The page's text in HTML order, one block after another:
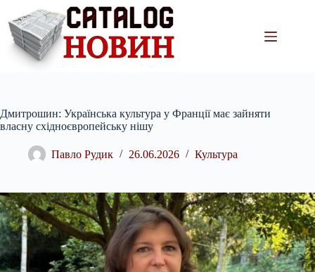
вмісту
Дмитрошин: Українська культура у Франції має зайняти
власну східноєвропейську нішу
Павло Рудик 26.06.2026 Культура